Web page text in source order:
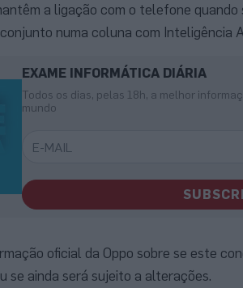
a ligação com o telefone
numa coluna com Inteligência
EXAME INFORMÁTICA DIÁRIA
Todos os dias, pelas 18h, a melhor
mundo
oficial da Oppo sobre se este
se ainda será sujeito a alterações.